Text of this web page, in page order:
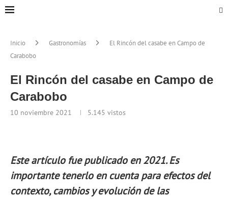
Inicio Gastronomías
El Rincón del casabe en Campo de
Carabobo
El Rincón del casabe en Campo de
Carabobo
10 noviembre 2021 5.145 vistos
Este artículo fue publicado en 2021. Es
importante tenerlo en cuenta para efectos del
contexto, cambios y evolución de las